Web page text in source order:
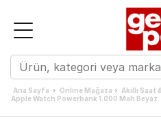
Ana Sayfa › Online Mağaza › Akıllı Saat
Apple Watch Powerbank 1.000 Mah Beyaz